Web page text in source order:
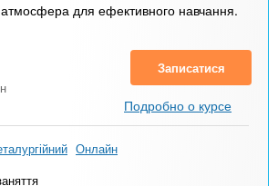
атмосфера для ефективного навчання.
Записатися
Подробно о курсе
Онлайн